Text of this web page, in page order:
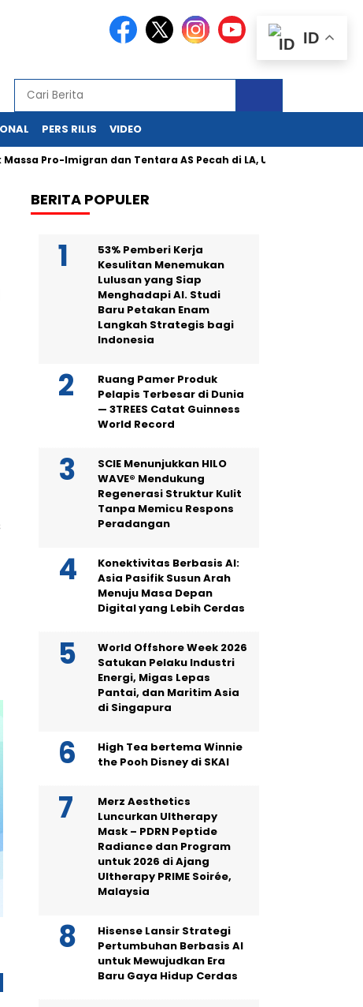
PERS RILIS VIDEO
Imigran dan Tentara AS Pecah di LA, Unjuk Rasa Damai Dibalas
BERITA POPULER
53% Pemberi Kerja
Kesulitan Menemukan
Lulusan yang Siap
Menghadapi AI. Studi
Baru Petakan Enam
Langkah Strategis bagi
Indonesia
Ruang Pamer Produk
Pelapis Terbesar di Dunia
— 3TREES Catat Guinness
World Record
SCIE Menunjukkan HILO
WAVE® Mendukung
Regenerasi Struktur Kulit
Tanpa Memicu Respons
Peradangan
Konektivitas Berbasis AI:
Asia Pasifik Susun Arah
Menuju Masa Depan
Digital yang Lebih Cerdas
World Offshore Week 2026
Satukan Pelaku Industri
Energi, Migas Lepas
Pantai, dan Maritim Asia
di Singapura
High Tea bertema Winnie
the Pooh Disney di SKAI
Merz Aesthetics
Luncurkan Ultherapy
Mask – PDRN Peptide
Radiance dan Program
untuk 2026 di Ajang
Ultherapy PRIME Soirée,
Malaysia
Hisense Lansir Strategi
Pertumbuhan Berbasis AI
untuk Mewujudkan Era
Baru Gaya Hidup Cerdas
ID